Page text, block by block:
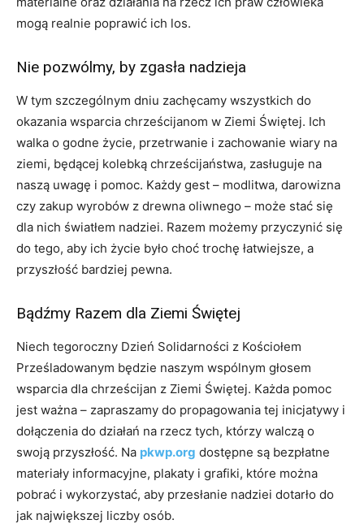
mogą realnie poprawić ich los.
Nie pozwólmy, by zgasła nadzieja
W tym szczególnym dniu zachęcamy wszystkich do
okazania wsparcia chrześcijanom w Ziemi Świętej. Ich
walka o godne życie, przetrwanie i zachowanie wiary na
ziemi, będącej kolebką chrześcijaństwa, zasługuje na
naszą uwagę i pomoc. Każdy gest – modlitwa, darowizna
czy zakup wyrobów z drewna oliwnego – może stać się
dla nich światłem nadziei. Razem możemy przyczynić się
do tego, aby ich życie było choć trochę łatwiejsze, a
przyszłość bardziej pewna.
Bądźmy Razem dla Ziemi Świętej
Niech tegoroczny Dzień Solidarności z Kościołem
Prześladowanym będzie naszym wspólnym głosem
wsparcia dla chrześcijan z Ziemi Świętej. Każda pomoc
jest ważna – zapraszamy do propagowania tej inicjatywy i
dołączenia do działań na rzecz tych, którzy walczą o
swoją przyszłość. Na pkwp.org dostępne są bezpłatne
materiały informacyjne, plakaty i grafiki, które można
pobrać i wykorzystać, aby przesłanie nadziei dotarło do
jak największej liczby osób.